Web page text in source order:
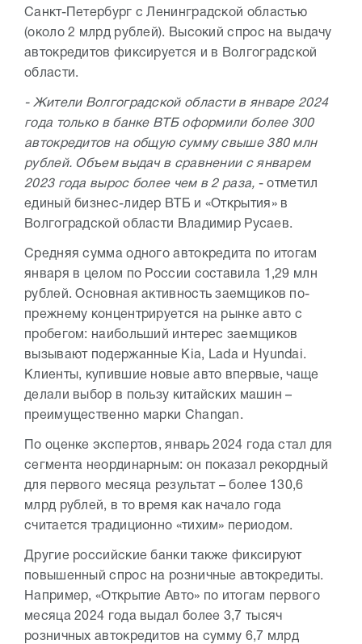
Санкт-Петербург с Ленинградской областью
(около 2 млрд рублей). Высокий спрос на выдачу
автокредитов фиксируется и в Волгоградской
области.
- Жители Волгоградской области в январе 2024
года только в банке ВТБ оформили более 300
автокредитов на общую сумму свыше 380 млн
рублей. Объем выдач в сравнении с январем
2023 года вырос более чем в 2 раза, - отметил
единый бизнес-лидер ВТБ и «Открытия» в
Волгоградской области Владимир Русаев.
Средняя сумма одного автокредита по итогам
января в целом по России составила 1,29 млн
рублей. Основная активность заемщиков по-
прежнему концентрируется на рынке авто с
пробегом: наибольший интерес заемщиков
вызывают подержанные Kia, Lada и Hyundai.
Клиенты, купившие новые авто впервые, чаще
делали выбор в пользу китайских машин –
преимущественно марки Changan.
По оценке экспертов, январь 2024 года стал для
сегмента неординарным: он показал рекордный
для первого месяца результат – более 130,6
млрд рублей, в то время как начало года
считается традиционно «тихим» периодом.
Другие российские банки также фиксируют
повышенный спрос на розничные автокредиты.
Например, «Открытие Авто» по итогам первого
месяца 2024 года выдал более 3,7 тысяч
розничных автокредитов на сумму 6,7 млрд